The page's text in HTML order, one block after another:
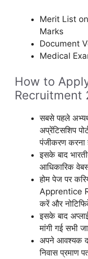
Merit List
Marks
Document
Medical
How to
Recruitment
सबसे पहले
अप्रेंटिसशिप
पंजीकरण करना
इसके बाद
आधिकारिक
होम पेज पर
Apprentice
करें और
इसके बाद
मांगी गई सभी
अपने आवश्यक
निवास प्रमाण